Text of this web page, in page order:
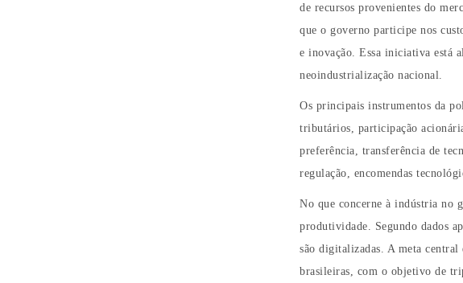
de recursos provenientes do
que o governo participe nos
e inovação. Essa iniciativa está
neoindustrialização nacional.
Os principais instrumentos da
tributários, participação
preferência, transferência de
regulação, encomendas
No que concerne à indústria no
produtividade. Segundo dados
são digitalizadas. A meta
brasileiras, com o objetivo de